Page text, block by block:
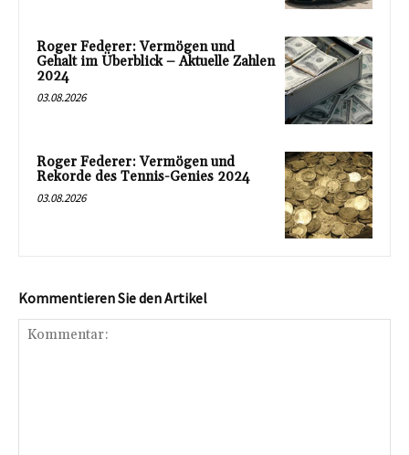
Roger Federer: Vermögen und
Gehalt im Überblick – Aktuelle Zahlen
2024
03.08.2026
Roger Federer: Vermögen und
Rekorde des Tennis-Genies 2024
03.08.2026
Kommentieren Sie den Artikel